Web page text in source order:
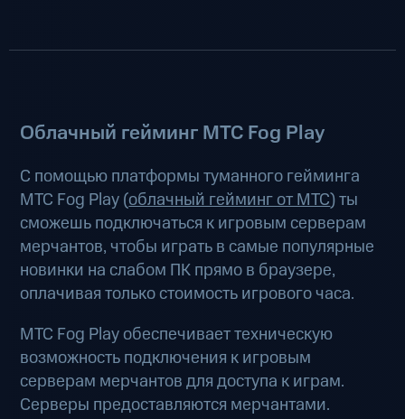
Облачный гейминг МТС Fog Play
С помощью платформы туманного гейминга
МТС Fog Play (облачный гейминг от МТС) ты
сможешь подключаться к игровым серверам
мерчантов, чтобы играть в самые популярные
новинки на слабом ПК прямо в браузере,
оплачивая только стоимость игрового часа.
МТС Fog Play обеспечивает техническую
возможность подключения к игровым
серверам мерчантов для доступа к играм.
Серверы предоставляются мерчантами.